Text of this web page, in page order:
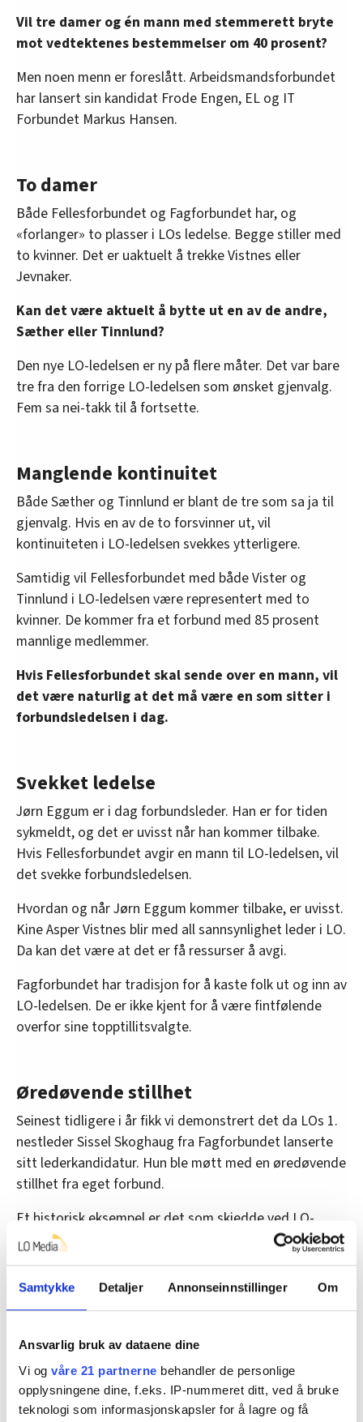
Samtykke Detaljer Annonseinnstillinger Om
Ansvarlig bruk av dataene dine
Vi og våre 21 partnerne behandler de personlige
opplysningene dine, f.eks. IP-nummeret ditt, ved å bruke
teknologi som informasjonskapsler for å lagre og få
Vil tre damer og én mann med stemmerett bryte
mot vedtektenes bestemmelser om 40 prosent?
Men noen menn er foreslått. Arbeidsmandsforbundet
har lansert sin kandidat Frode Engen, EL og IT
Forbundet Markus Hansen.
To damer
Både Fellesforbundet og Fagforbundet har, og
«forlanger» to plasser i LOs ledelse. Begge stiller med
to kvinner. Det er uaktuelt å trekke Vistnes eller
Jevnaker.
Kan det være aktuelt å bytte ut en av de andre,
Sæther eller Tinnlund?
Den nye LO-ledelsen er ny på flere måter. Det var bare
tre fra den forrige LO-ledelsen som ønsket gjenvalg.
Fem sa nei-takk til å fortsette.
Manglende kontinuitet
Både Sæther og Tinnlund er blant de tre som sa ja til
gjenvalg. Hvis en av de to forsvinner ut, vil
kontinuiteten i LO-ledelsen svekkes ytterligere.
Samtidig vil Fellesforbundet med både Vister og
Tinnlund i LO-ledelsen være representert med to
kvinner. De kommer fra et forbund med 85 prosent
mannlige medlemmer.
Hvis Fellesforbundet skal sende over en mann, vil
det være naturlig at det må være en som sitter i
forbundsledelsen i dag.
Svekket ledelse
Jørn Eggum er i dag forbundsleder. Han er for tiden
sykmeldt, og det er uvisst når han kommer tilbake.
Hvis Fellesforbundet avgir en mann til LO-ledelsen, vil
det svekke forbundsledelsen.
Hvordan og når Jørn Eggum kommer tilbake, er uvisst.
Kine Asper Vistnes blir med all sannsynlighet leder i LO.
Da kan det være at det er få ressurser å avgi.
Fagforbundet har tradisjon for å kaste folk ut og inn av
LO-ledelsen. De er ikke kjent for å være fintfølende
overfor sine topptillitsvalgte.
Øredøvende stillhet
Seinest tidligere i år fikk vi demonstrert det da LOs 1.
nestleder Sissel Skoghaug fra Fagforbundet lanserte
sitt lederkandidatur. Hun ble møtt med en øredøvende
stillhet fra eget forbund.
Et historisk eksempel er det som skjedde ved LO-
kongressen i 2009. Da dukket den da ukjente Kristian
Tangen plutselig opp som kandidat til LOs ledelse i 12.
time. Fagforbundet ønsket å skyve Rita Lekang ut som
I år behandlet LO-kongressen på første dag et vedtak
om å utvide sekretariatet fra 15 til 17 medlemmer.
Dette var et uttrykk for frustrasjon blant de mindre
forbundene i LO om at Fellesforbundet og